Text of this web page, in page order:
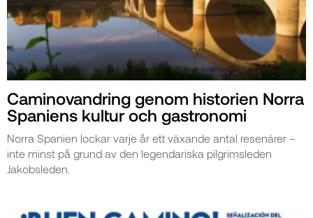
Caminovandring genom historien Norra
Spaniens kultur och gastronomi
Norra Spanien lockar varje år ett växande antal resenärer –
inte minst på grund av den legendariska pilgrimsleden
Jakobsleden.